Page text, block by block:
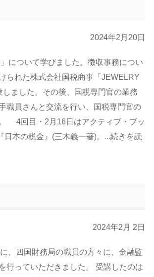
2024年2月20日
について学びました。徴収事務につい
られた株式会社国税商事「JEWELRY
ました。その後、国税専門官の業務
職員さんと交流を行い、国税専門官の
4回目・2月16日はアクティブ・ブッ
日本の税金』(三木義一著)。...続きを読
2024年2月 2日
、四国財務局の職員の方々に、金融監
行っていただきました。 受講したのは